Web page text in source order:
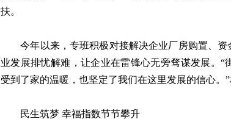
扶。
今年以来，专班积极对接解决企业厂房购置、资
业发展排忧解难，让企业在雷锋心无旁骛谋发展。
受到了家的温暖，也坚定了我们在这里发展的信心。”
民生筑梦 幸福指数节节攀升